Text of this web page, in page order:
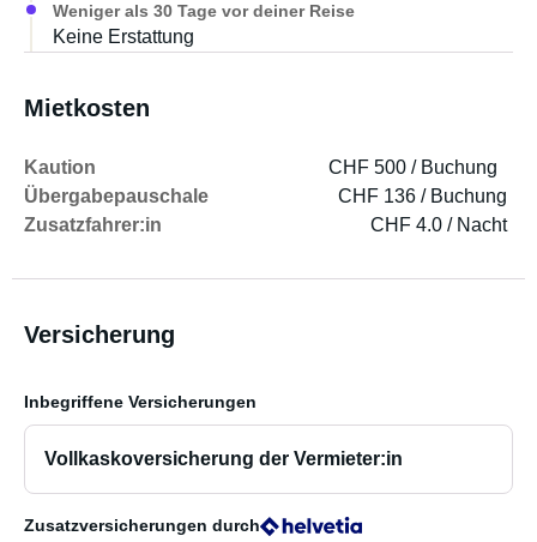
Weniger als 30 Tage vor deiner Reise
Keine Erstattung
Mietkosten
Kaution
CHF 500 / Buchung
Übergabepauschale
CHF 136 / Buchung
Zusatzfahrer:in
CHF 4.0 / Nacht
Versicherung
Inbegriffene Versicherungen
Vollkaskoversicherung der Vermieter:in
Zusatzversicherungen durch